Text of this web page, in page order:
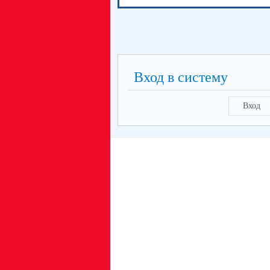
Вход в систему
Вход